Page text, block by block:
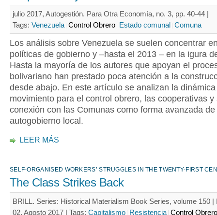
julio 2017, Autogestión. Para Otra Economía, no. 3, pp. 40-44 |
Tags: Venezuela Control Obrero Estado comunal Comuna
Los análisis sobre Venezuela se suelen concentrar
políticas de gobierno y –hasta el 2013 – en la igura
Hasta la mayoría de los autores que apoyan el
bolivariano han prestado poca atención a la
desde abajo. En este artículo se analizan la
movimiento para el control obrero, las cooperativas y
conexión con las Comunas como forma avanzada de
autogobierno local.
LEER MÁS
SELF-ORGANISED WORKERS’ STRUGGLES IN THE TWENTY-FIRST
The Class Strikes Back
BRILL. Series: Historical Materialism Book Series, volume 150 |
02. Agosto 2017 | Tags: Capitalismo Resistencia Control Obrero